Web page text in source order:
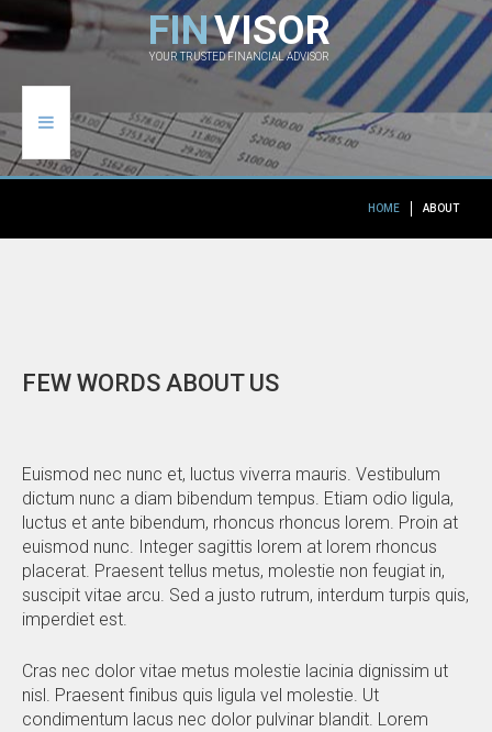
FINVISOR
YOUR TRUSTED FINANCIAL ADVISOR
HOME ABOUT
FEW WORDS ABOUT US
Euismod nec nunc et, luctus viverra mauris. Vestibulum
dictum nunc a diam bibendum tempus. Etiam odio ligula,
luctus et ante bibendum, rhoncus rhoncus lorem. Proin at
euismod nunc. Integer sagittis lorem at lorem rhoncus
placerat. Praesent tellus metus, molestie non feugiat in,
suscipit vitae arcu. Sed a justo rutrum, interdum turpis quis,
imperdiet est.
Cras nec dolor vitae metus molestie lacinia dignissim ut
nisl. Praesent finibus quis ligula vel molestie. Ut
condimentum lacus nec dolor pulvinar blandit. Lorem